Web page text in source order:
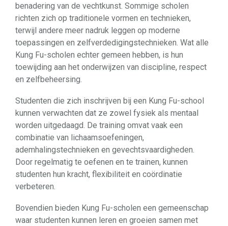
benadering van de vechtkunst. Sommige scholen
richten zich op traditionele vormen en technieken,
terwijl andere meer nadruk leggen op moderne
toepassingen en zelfverdedigingstechnieken. Wat alle
Kung Fu-scholen echter gemeen hebben, is hun
toewijding aan het onderwijzen van discipline, respect
en zelfbeheersing.
Studenten die zich inschrijven bij een Kung Fu-school
kunnen verwachten dat ze zowel fysiek als mentaal
worden uitgedaagd. De training omvat vaak een
combinatie van lichaamsoefeningen,
ademhalingstechnieken en gevechtsvaardigheden.
Door regelmatig te oefenen en te trainen, kunnen
studenten hun kracht, flexibiliteit en coördinatie
verbeteren.
Bovendien bieden Kung Fu-scholen een gemeenschap
waar studenten kunnen leren en groeien samen met